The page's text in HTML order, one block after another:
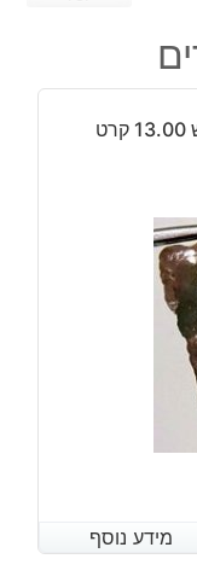
מידע נוסף
מידע נוסף